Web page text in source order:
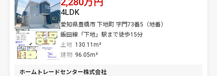
愛知県豊橋市 下地町 字門73番5（地番）
飯田線「下地」駅まで徒歩15分
土地 130.11m²
4LDK
建物 96.05m²
ホームトレードセンター株式会社